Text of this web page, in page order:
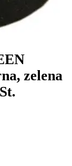
zelena